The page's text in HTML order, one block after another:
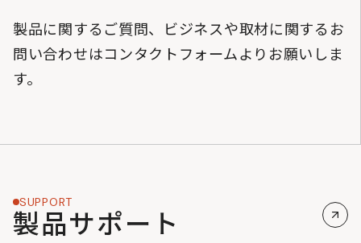
製品に関するご質問、ビジネスや取材に関するお
問い合わせはコンタクトフォームよりお願いしま
す。
SUPPORT
製品サポート